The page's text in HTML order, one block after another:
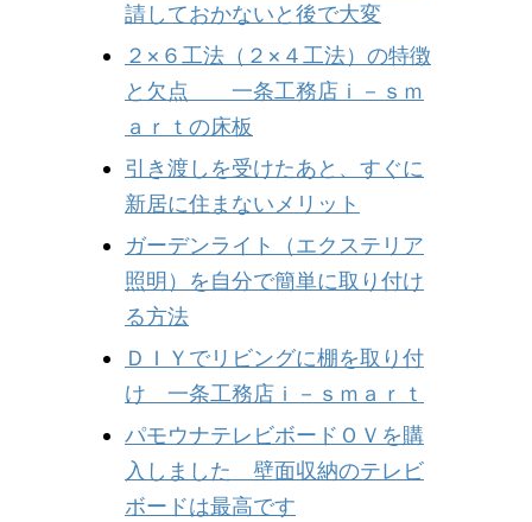
請しておかないと後で大変
２×６工法（２×４工法）の特徴
と欠点 一条工務店ｉ－ｓｍ
ａｒｔの床板
引き渡しを受けたあと、すぐに
新居に住まないメリット
ガーデンライト（エクステリア
照明）を自分で簡単に取り付け
る方法
ＤＩＹでリビングに棚を取り付
け 一条工務店ｉ－ｓｍａｒｔ
パモウナテレビボードＯＶを購
入しました 壁面収納のテレビ
ボードは最高です